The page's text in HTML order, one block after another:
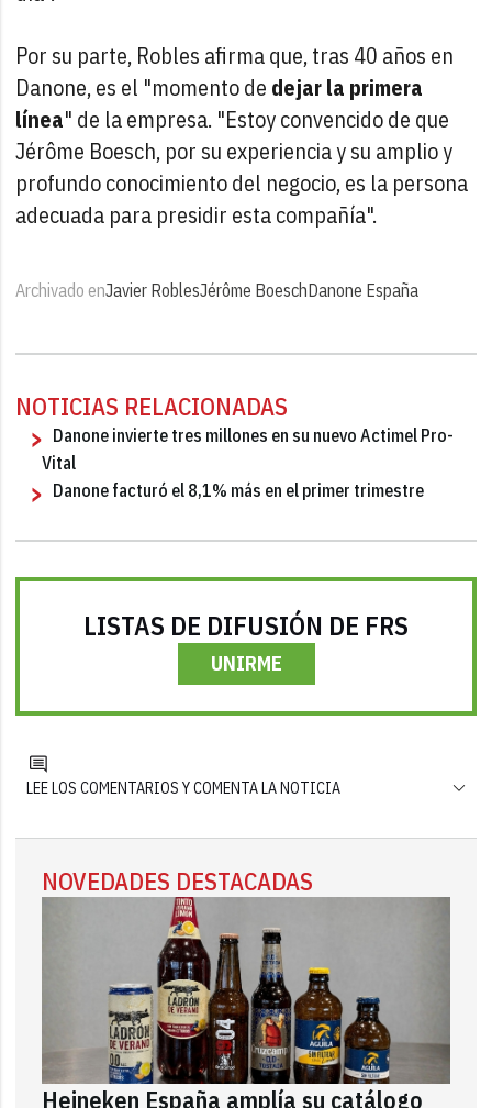
Por su parte, Robles afirma que, tras 40 años en
Danone, es el "momento de dejar la primera
línea" de la empresa. "Estoy convencido de que
Jérôme Boesch, por su experiencia y su amplio y
profundo conocimiento del negocio, es la persona
adecuada para presidir esta compañía".
Archivado enJavier RoblesJérôme BoeschDanone España
NOTICIAS RELACIONADAS
Danone invierte tres millones en su nuevo Actimel Pro-
Vital
Danone facturó el 8,1% más en el primer trimestre
LISTAS DE DIFUSIÓN DE FRS
UNIRME
LEE LOS COMENTARIOS Y COMENTA LA NOTICIA
NOVEDADES DESTACADAS
Heineken España amplía su catálogo